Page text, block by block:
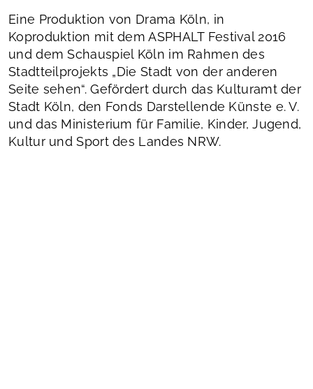
Eine Produktion von Drama Köln, in
Koproduktion mit dem ASPHALT Festival 2016
und dem Schauspiel Köln im Rahmen des
Stadtteilprojekts „Die Stadt von der anderen
Seite sehen“. Gefördert durch das Kulturamt der
Stadt Köln, den Fonds Darstellende Künste e. V.
und das Ministerium für Familie, Kinder, Jugend,
Kultur und Sport des Landes NRW.